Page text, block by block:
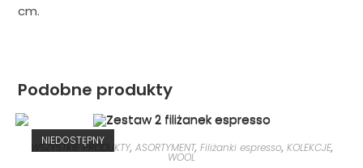
cm.
Podobne produkty
NIEDOSTĘPNY
WSZYSTKIE PRODUKTY, ASORTYMENT, Filiżanki espresso, KOLEKCJE,
WOOL